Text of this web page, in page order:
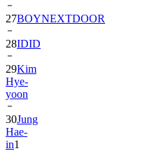
27BOYNEXTDOOR
28IDID
29Kim
Hye-
yoon
30Jung
Hae-
in1